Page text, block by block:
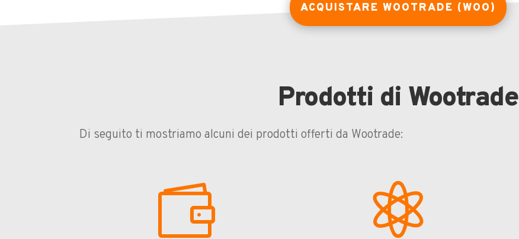
ACQUISTARE WOOTRADE (WOO)
Prodotti di Wootrade
Di seguito ti mostriamo alcuni dei prodotti offerti da Wootrade:
 